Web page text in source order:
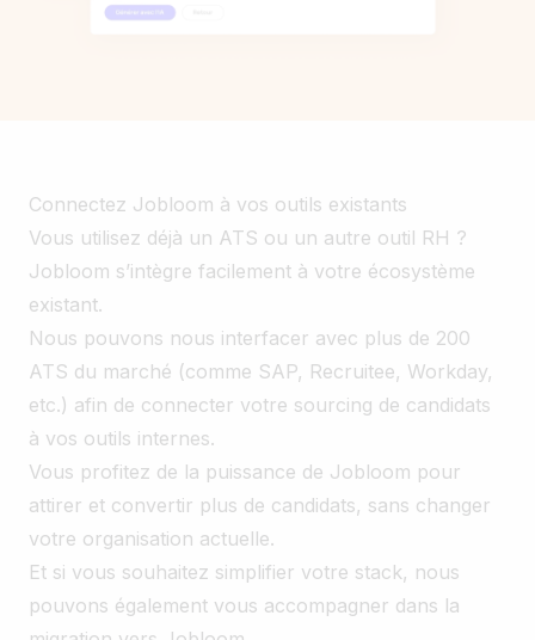
Connectez Jobloom à vos outils existants
Vous utilisez déjà un ATS ou un autre outil RH ?
Jobloom s’intègre facilement à votre écosystème
existant.
Nous pouvons nous interfacer avec plus de 200
ATS du marché (comme SAP, Recruitee, Workday,
etc.) afin de connecter votre sourcing de candidats
à vos outils internes.
Vous profitez de la puissance de Jobloom pour
attirer et convertir plus de candidats, sans changer
votre organisation actuelle.
Et si vous souhaitez simplifier votre stack, nous
pouvons également vous accompagner dans la